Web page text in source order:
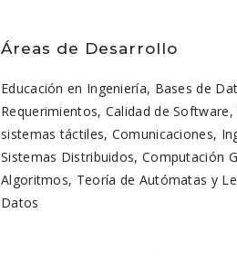
Áreas de Desarrollo
Educación en Ingeniería, Bases de
Requerimientos, Calidad de
sistemas táctiles, Comunicaciones,
Sistemas Distribuidos, Computación
Algoritmos, Teoría de Autómatas y
Datos